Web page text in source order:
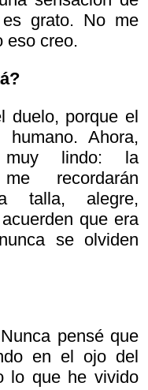
grato. No me
eso creo.
duelo, porque el
Ahora,
muy lindo: la
recordarán
talla, alegre,
que era
se olviden
pensé que
en el ojo del
lo que he vivido